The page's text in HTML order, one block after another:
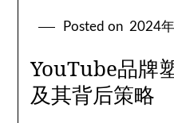
Posted on 2024
YouTube品牌
及其背后策略